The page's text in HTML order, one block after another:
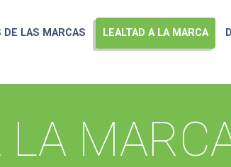
DE LAS MARCAS LEALTAD A LA MARCA
LA